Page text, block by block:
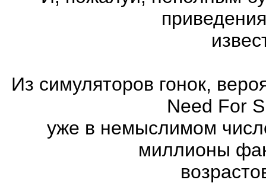
Из симуляторов гонок,
Need For
уже в немыслимом
миллионы